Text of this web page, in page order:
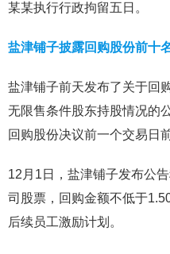
某某执行行政拘留五日。
盐津铺子披露回购股份前十
盐津铺子前天发布了关于回
无限售条件股东持股情况的
回购股份决议前一个交易日
12月1日，盐津铺子发布公
司股票，回购金额不低于
后续员工激励计划。